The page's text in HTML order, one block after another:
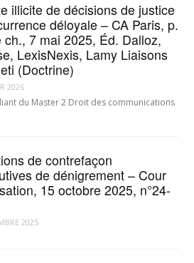
illicite de décisions de justice
déloyale – CA Paris, p.
ch., 7 mai 2025, Éd. Dalloz,
LexisNexis, Lamy Liaisons
(Doctrine)
2026
du Master 2 Droit des communications
de contrefaçon
de dénigrement – Cour
15 octobre 2025, n°24-
2025